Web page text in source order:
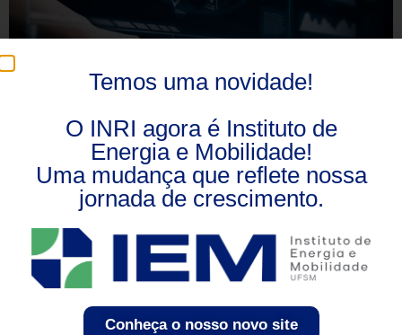
A utilização da energia elétrica revolucionou as formas
de vida e de produção de toda a sociedade mundial, no
entanto essa forma de energia também provocou
impactos negativos no mundo. A necessidade de usar
recursos como água ou produtos radioativos amplificou
Temos uma novidade!
O INRI agora é Instituto de
Energia e Mobilidade!
Uma mudança que reflete nossa
jornada de crescimento.
Conheça o nosso novo site